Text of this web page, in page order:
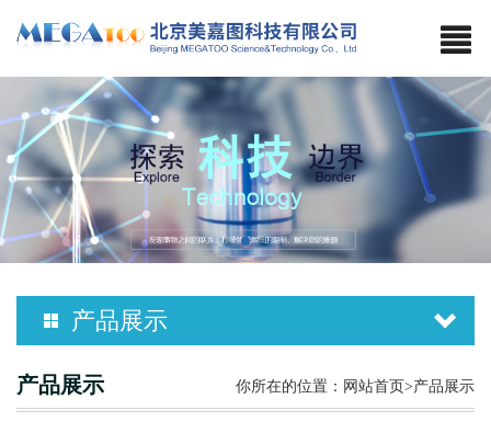
产品展示
产品展示 你所在的位置： 网站首页>产品展示